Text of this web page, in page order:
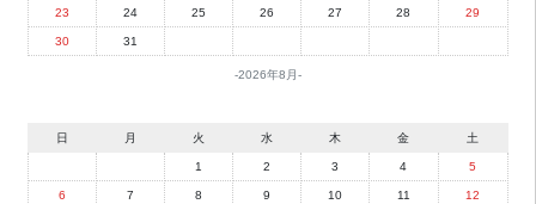
2026年8月
23 24 25 26 27 28 29
30 31
日 月 火 水 木 金 土
1 2 3 4 5
6 7 8 9 10 11 12